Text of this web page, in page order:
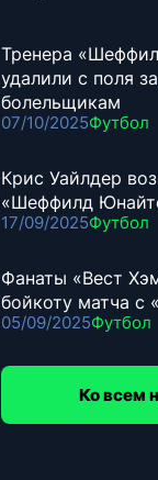
Тренера
удалили с поля
болельщикам
07/10/2025Футбол
Крис Уайлдер
«Шеффилд
17/09/2025Футбол
Фанаты «Вест
бойкоту матча с
05/09/2025Футбол
Ко всем